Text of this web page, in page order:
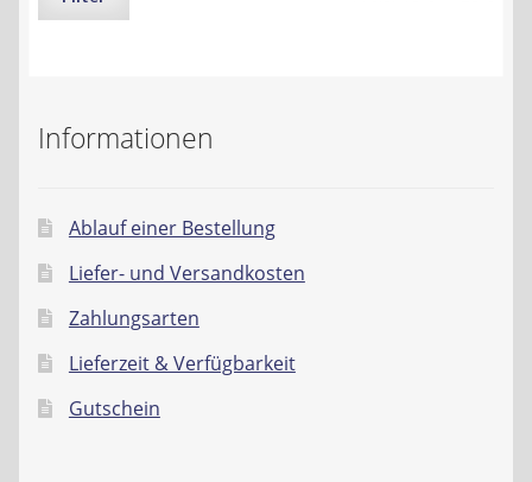
Informationen
Ablauf einer Bestellung
Liefer- und Versandkosten
Zahlungsarten
Lieferzeit & Verfügbarkeit
Gutschein